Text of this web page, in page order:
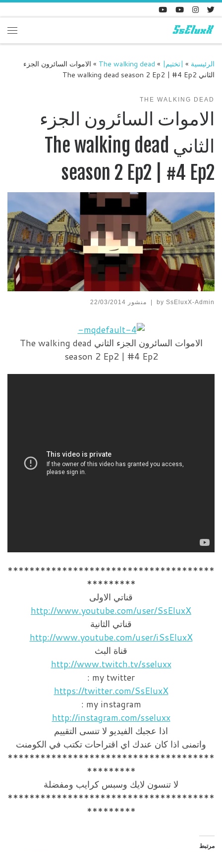
Skip to content
الرئيسية » |تختيم| »
The walking dead
» الاموات السائرون الجزء
الثاني The walking dead season 2 Ep2 | #4 Ep2
THE WALKING DEAD
الاموات السائرون الجزء
الثاني The walking dead
season 2 Ep2 | #4 Ep2
by SsEluxX-Admin
| منشور 22/03/2014
الاموات السائرون الجزء الثاني The walking dead
season 2 Ep2 | #4 Ep2
**************************************
*********
قناتي الاولى
http://www.youtube.com/user/SsEluxX
قناتي الثانية
http://www.youtube.com/user/iSsEluxX
قناة البث
http://www.twitch.tv/sseluxx
my twitter :
https://twitter.com/SsEluxX
my instagram :
http://instagram.com/sseluxx
اذا عجبك الفيديو لا تنسى التقييم
واتمنى اذا كان عندك اي اقتراحات تكتب في الكومنت
**************************************
*********
لا تنسون لايك وسبس كرايب ومفضلة
**************************************
*********
مرتبط